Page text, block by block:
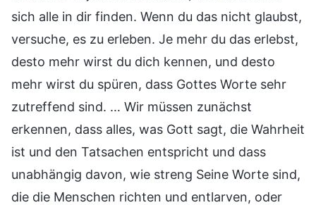
sich alle in dir finden. Wenn du das nicht glaubst,
versuche, es zu erleben. Je mehr du das erlebst,
desto mehr wirst du dich kennen, und desto
mehr wirst du spüren, dass Gottes Worte sehr
zutreffend sind. … Wir müssen zunächst
erkennen, dass alles, was Gott sagt, die Wahrheit
ist und den Tatsachen entspricht und dass
unabhängig davon, wie streng Seine Worte sind,
die die Menschen richten und entlarven, oder